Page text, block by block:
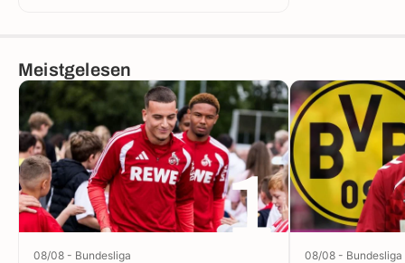
Meistgelesen
1
08/08 - Bundesliga 08/08 - Bundesliga